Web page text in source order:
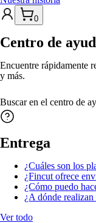
0
Centro de
Encuentre rápidamente
y más.
Buscar en el centro de
Entrega
¿Cuáles son los
¿Fincut ofrece
¿Cómo puedo
¿A dónde realizan
Ver todo